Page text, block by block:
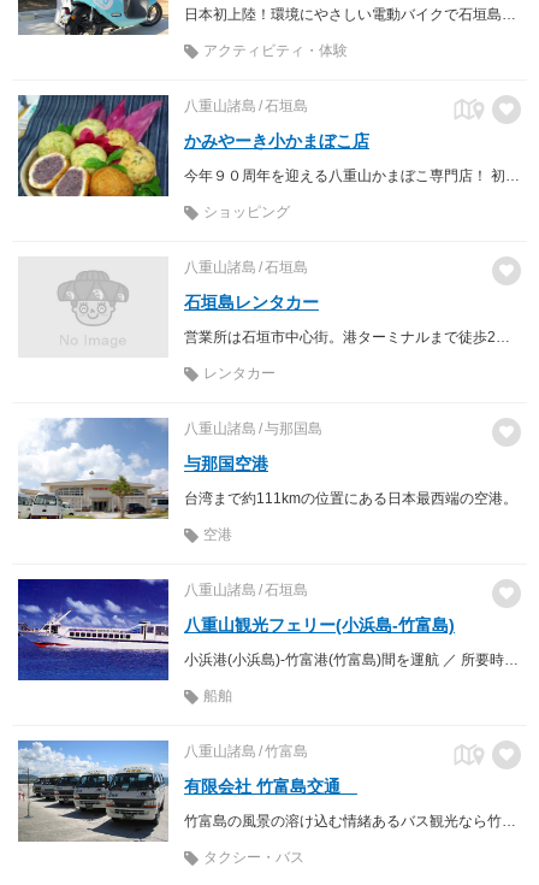
アクティビティ・体験
八重山諸島 石垣島
かみやーき小かまぼこ店
ショッピング
八重山諸島 石垣島
石垣島レンタカー
レンタカー
八重山諸島 与那国島
与那国空港
台湾まで約111kmの位置にある日本最西端の空港。
空港
八重山諸島 石垣島
八重山観光フェリー(小浜島-竹富島)
小浜港(小浜島)-竹富港(竹富島)間を運航 ／ 所要時間 約20分
船舶
八重山諸島 竹富島
有限会社 竹富島交通
竹富島の風景の溶け込む情緒あるバス観光なら竹富島交通へ。
タクシー・バス